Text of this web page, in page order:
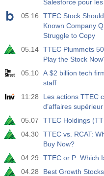
Salesforce pour
05.16
TTEC Stock
Known Company
Struggle to Copy
05.14 TTEC Plummets
Play the Stock
05.10 A $2 billion tech
staff
11:28
Les actions TTEC
d’affaires
05.07
TTEC Holdings
04.30 TTEC vs. RCAT:
Buy Now?
04.29
TTEC or P: Which
04.28
Best Growth